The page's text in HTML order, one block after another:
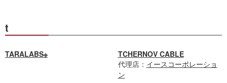
t
TARALABS※
TCHERNOV CABLE
代理店： イースコーポレーショ
ン